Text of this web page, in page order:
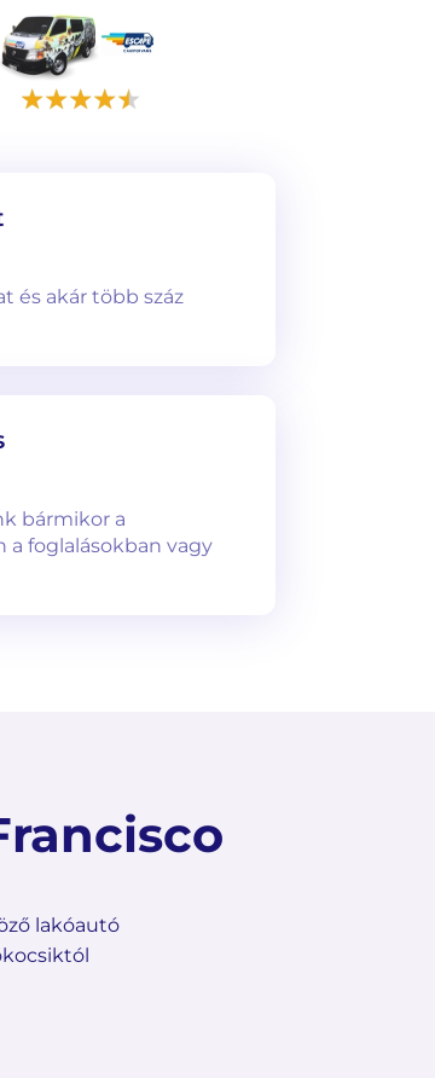
és akár több száz
bármikor a
a foglalásokban vagy
lakóautó